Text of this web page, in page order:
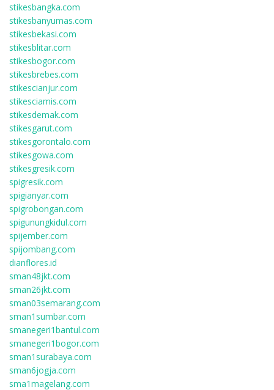
stikesbangka.com
stikesbanyumas.com
stikesbekasi.com
stikesblitar.com
stikesbogor.com
stikesbrebes.com
stikescianjur.com
stikesciamis.com
stikesdemak.com
stikesgarut.com
stikesgorontalo.com
stikesgowa.com
stikesgresik.com
spigresik.com
spigianyar.com
spigrobongan.com
spigunungkidul.com
spijember.com
spijombang.com
dianflores.id
sman48jkt.com
sman26jkt.com
sman03semarang.com
sman1sumbar.com
smanegeri1bantul.com
smanegeri1bogor.com
sman1surabaya.com
sman6jogja.com
sma1magelang.com